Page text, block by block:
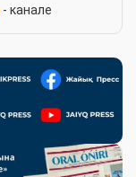
- канале